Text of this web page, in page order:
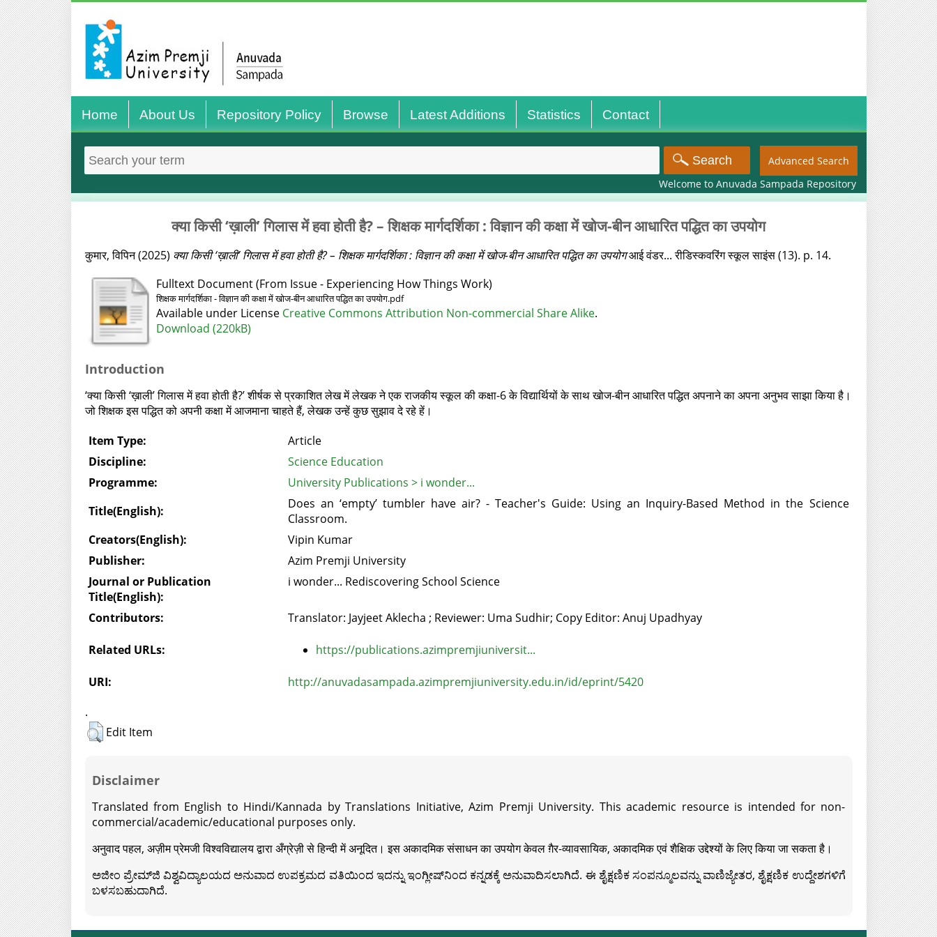
Home About Us Repository Policy Browse Latest Additions Statistics Contact
Advanced Search
Welcome to Anuvada Sampada Repository
क्या किसी ‘ख़ाली’ गिलास में हवा होती है? – शिक्षक मार्गदर्शिका : विज्ञान की कक्षा में खोज-बीन आधारित पद्धित का उपयोग
कुमार, विपिन(2025) क्या किसी ‘ख़ाली’ गिलास में हवा होती है? – शिक्षक मार्गदर्शिका : विज्ञान की कक्षा में खोज-बीन आधारित पद्धित का उपयोगआई वंडर... रीडिस्‍कवरिंग स्‍कूल साइंस (13). p. 14.
Fulltext Document (From Issue - Experiencing How Things Work)
शिक्षक मार्गदर्शिका - विज्ञान की कक्षा में खोज-बीन आधारित पद्धित का उपयोग.pdf
Available under License Creative Commons Attribution Non-commercial Share Alike.
Download (220kB)
Introduction
‘क्या किसी ‘ख़ाली’ गिलास में हवा होती है?’ शीर्षक से प्रकाशित लेख में लेखक ने एक राजकीय स्‍कूल की कक्षा-6 के विद्यार्थियों के साथ खोज-बीन आधारित पद्धित अपनाने का अपना अनुभव साझा किया है।
जो शिक्षक इस पद्धित को अपनी कक्षा में आजमाना चाहते हैं, लेखक उन्‍हें कुछ सुझाव दे रहे हें।
Item Type:
Article
Discipline:
Science Education
Programme:
University Publications > i wonder...
Title(English):
Does an ‘empty’ tumbler have air? - Teacher's Guide: Using an Inquiry-Based Method in the Science
Classroom.
Creators(English):
Vipin Kumar
Publisher:
Azim Premji University
Journal or Publication
Title(English):
i wonder... Rediscovering School Science
Contributors: Translator: Jayjeet Aklecha ; Reviewer: Uma Sudhir; Copy Editor: Anuj Upadhyay
Related URLs: https://publications.azimpremjiuniversit...
URI:
http://anuvadasampada.azimpremjiuniversity.edu.in/id/eprint/5420
.
Edit Item
Disclaimer
Translated from English to Hindi/Kannada by Translations Initiative, Azim Premji University. This academic resource is intended for non-
commercial/academic/educational purposes only.
अनुवाद पहल, अज़ीम प्रेमजी विश्वविद्यालय द्वारा अँग्रेज़ी से हिन्दी में अनूदित। इस अकादमिक संसाधन का उपयोग केवल ग़ैर-व्यावसायिक, अकादमिक एवं शैक्षिक उद्देश्यों के लिए किया जा सकता है।
ಅಜೀಂ ಪ್ರೇಮ್‍ಜಿ ವಿಶ್ವವಿದ್ಯಾಲಯದ ಅನುವಾದ ಉಪಕ್ರಮದ ವತಿಯಿಂದ ಇದನ್ನು ಇಂಗ್ಲೀಷ್‍ನಿಂದ ಕನ್ನಡಕ್ಕೆ ಅನುವಾದಿಸಲಾಗಿದೆ. ಈ ಶೈಕ್ಷಣಿಕ ಸಂಪನ್ಮೂಲವನ್ನು ವಾಣಿಜ್ಯೇತರ, ಶೈಕ್ಷಣಿಕ ಉದ್ದೇಶಗಳಿಗೆ
ಬಳಸಬಹುದಾಗಿದೆ.